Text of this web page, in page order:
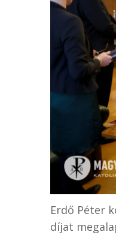
Erdő Péter
díjat